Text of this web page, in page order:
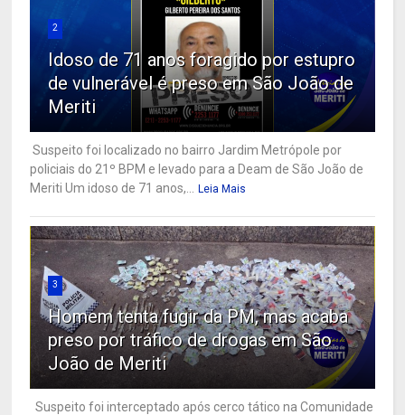
2
Idoso de 71 anos foragido por estupro
de vulnerável é preso em São João de
Meriti
Suspeito foi localizado no bairro Jardim Metrópole por
policiais do 21º BPM e levado para a Deam de São João de
Meriti Um idoso de 71 anos,... Leia Mais
3
Homem tenta fugir da PM, mas acaba
preso por tráfico de drogas em São
João de Meriti
Suspeito foi interceptado após cerco tático na Comunidade